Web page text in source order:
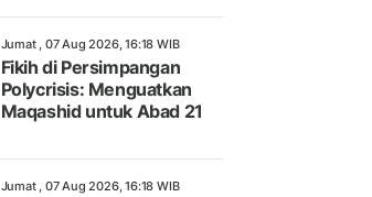
Jumat , 07 Aug 2026, 16:18 WIB
Fikih di Persimpangan
Polycrisis: Menguatkan
Maqashid untuk Abad 21
Jumat , 07 Aug 2026, 16:18 WIB